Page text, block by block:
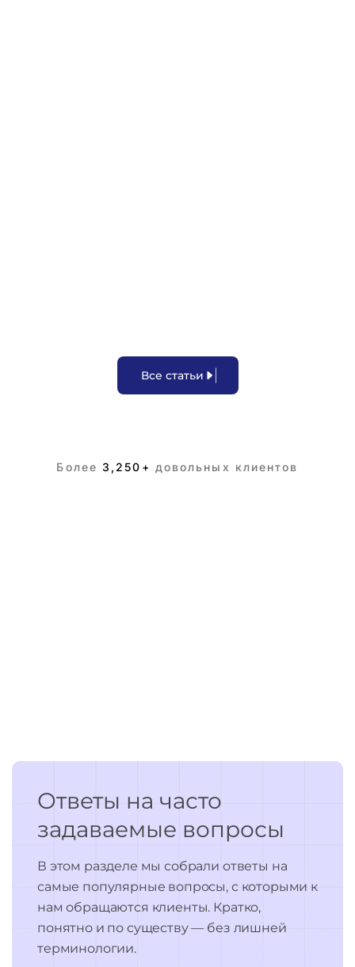
Все статьи
Более3,250+ довольных клиентов
Ответы на часто
задаваемые вопросы
В этом разделе мы собрали ответы на
самые популярные вопросы, с которыми к
нам обращаются клиенты. Кратко,
понятно и по существу — без лишней
терминологии.